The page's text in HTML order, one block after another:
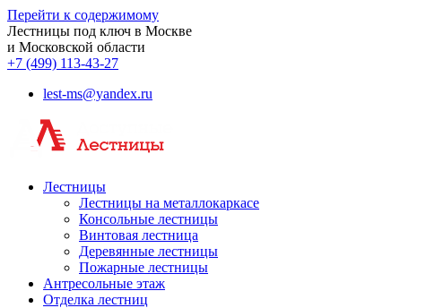
Перейти к содержимому
Лестницы под ключ в Москве
и Московской области
+7 (499) 113-43-27
lest-ms@yandex.ru
Лестницы
Лестницы на металлокаркасе
Консольные лестницы
Винтовая лестница
Деревянные лестницы
Пожарные лестницы
Антресольные этаж
Отделка лестниц